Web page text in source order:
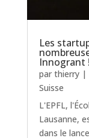
Les
Innogrant !
par thierry|
Suisse
L'EPFL,
Lausanne,
dans le